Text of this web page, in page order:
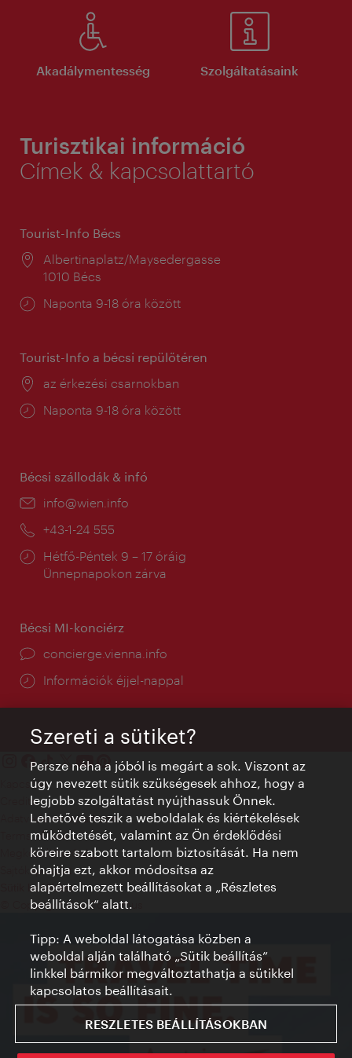
Akadálymentesség Szolgáltatásaink
Turisztikai információ
Címek & kapcsolattartó
Tourist-Info Bécs
Helyszín:
Albertinaplatz/Maysedergasse
1010 Bécs
Nyitva
Naponta 9-18 óra között
Tourist-Info a bécsi repülőtéren
Helyszín:
az érkezési csarnokban
Nyitva
Naponta 9-18 óra között
Bécsi szállodák & infó
E-
info@wien.info
Telefon:
+43-1-24 555
Nyitva
tartás:
Hétfő-Péntek 9 – 17 óráig
Ünnepnapokon zárva
Bécsi MI-konciérz
concierge.vienna.info
Információk éjjel-nappal
Kapcsolat
Credits
Adatvédelmi nyilatkozat
Terms of Use
Megközelíthetőség
Sajtókapcsolat
Sütik beállítása
© Copyright WienTourismus
Szereti a sütiket?
Persze néha a jóból is megárt a sok. Viszont az
úgy nevezett sütik szükségesek ahhoz, hogy a
legjobb szolgáltatást nyújthassuk Önnek.
Lehetővé teszik a weboldalak és kiértékelések
működtetését, valamint az Ön érdeklődési
köreire szabott tartalom biztosítását. Ha nem
óhajtja ezt, akkor módosítsa az
alapértelmezett beállításokat a „Részletes
beállítások“ alatt.
Tipp: A weboldal látogatása közben a
weboldal alján található „Sütik beállítás”
linkkel bármikor megváltoztathatja a sütikkel
kapcsolatos beállításait.
RESZLETES BEÁLLÍTÁSOKBAN